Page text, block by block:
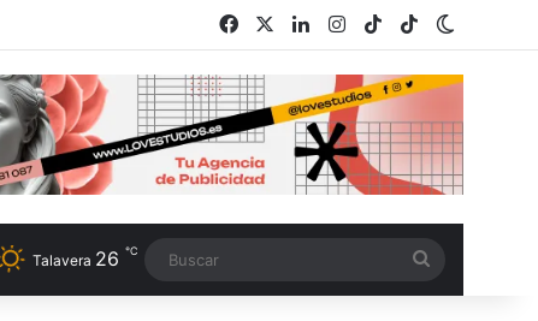
Facebook LinkedInInstagram
TikTokRSS
Talavera 26 ℃